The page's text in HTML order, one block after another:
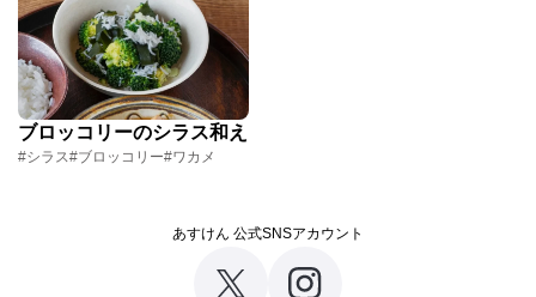
ブロッコリーのシラス和え
#シラス#ブロッコリー#ワカメ
あすけん 公式SNSアカウント